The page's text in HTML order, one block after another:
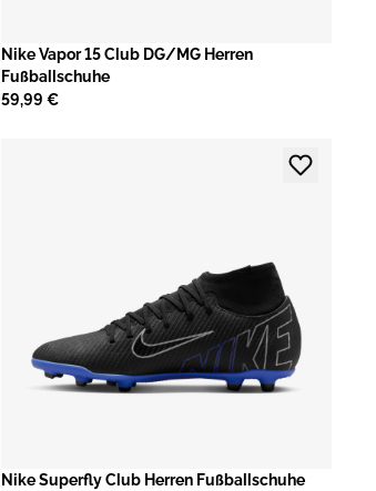
Nike Vapor 15 Club DG/MG Herren
Fußballschuhe
59,99 €
Nike Superfly Club Herren Fußballschuhe